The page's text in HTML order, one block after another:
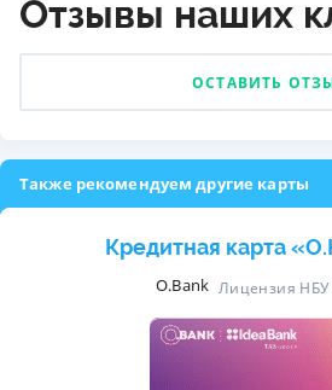
Отзывы наших
ОСТАВИТЬ
Также рекомендуем другие карты
Кредитная карта
O.Bank Лицензия